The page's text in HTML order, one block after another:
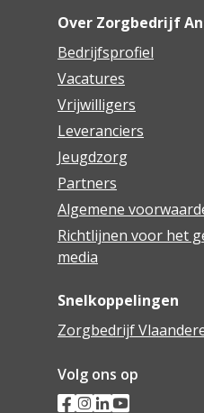
Over Zorgbedrijf
Bedrijfsprofiel
Vacatures
Vrijwilligers
Leveranciers
Jeugdzorg
Partners
Algemene
Richtlijnen voor het
media
Snelkoppelingen
Zorgbedrijf
Volg ons op